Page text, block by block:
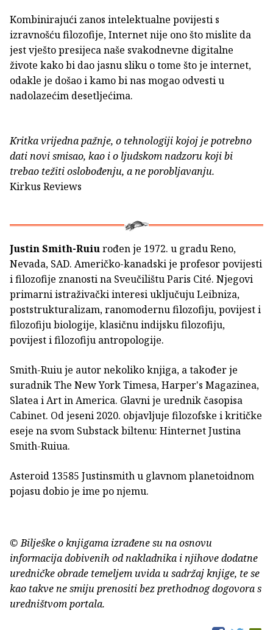
Kombinirajući zanos intelektualne povijesti s
izravnošću filozofije, Internet nije ono što mislite da
jest vješto presijeca naše svakodnevne digitalne
živote kako bi dao jasnu sliku o tome što je internet,
odakle je došao i kamo bi nas mogao odvesti u
nadolazećim desetljećima.
Kritka vrijedna pažnje, o tehnologiji kojoj je potrebno
dati novi smisao, kao i o ljudskom nadzoru koji bi
trebao težiti oslobođenju, a ne porobljavanju.
Kirkus Reviews
Justin Smith-Ruiurođen je 1972. u gradu Reno,
Nevada, SAD. Američko-kanadski je profesor povijesti
i filozofije znanosti na Sveučilištu Paris Cité. Njegovi
primarni istraživački interesi uključuju Leibniza,
poststrukturalizam, ranomodernu filozofiju, povijest i
filozofiju biologije, klasičnu indijsku filozofiju,
povijest i filozofiju antropologije.
Smith-Ruiu je autor nekoliko knjiga, a također je
suradnik The New York Timesa, Harper's Magazinea,
Slatea i Art in America. Glavni je urednik časopisa
Cabinet. Od jeseni 2020. objavljuje filozofske i kritičke
eseje na svom Substack biltenu: Hinternet Justina
Smith-Ruiua.
Asteroid 13585 Justinsmith u glavnom planetoidnom
pojasu dobio je ime po njemu.
© Bilješke o knjigama izrađene su na osnovu
informacija dobivenih od nakladnika i njihove dodatne
uredničke obrade temeljem uvida u sadržaj knjige, te se
kao takve ne smiju prenositi bez prethodnog dogovora s
uredništvom portala.